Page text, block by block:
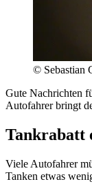
© Sebastian
Gute Nachrichten
Autofahrer bringt
Tankrabatt
Viele Autofahrer
Tanken etwas